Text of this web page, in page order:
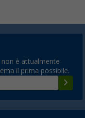
è attualmente
il prima possibile.